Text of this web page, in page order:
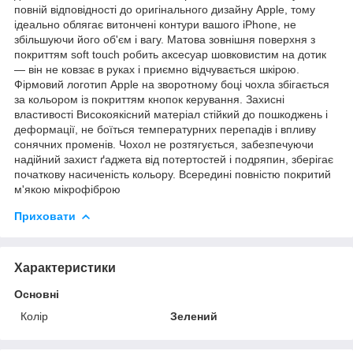
повній відповідності до оригінального дизайну Apple, тому
ідеально облягає витончені контури вашого iPhone, не
збільшуючи його об'єм і вагу. Матова зовнішня поверхня з
покриттям soft touch робить аксесуар шовковистим на дотик
— він не ковзає в руках і приємно відчувається шкірою.
Фірмовий логотип Apple на зворотному боці чохла збігається
за кольором із покриттям кнопок керування. Захисні
властивості Високоякісний матеріал стійкий до пошкоджень і
деформації, не боїться температурних перепадів і впливу
сонячних променів. Чохол не розтягується, забезпечуючи
надійний захист ґаджета від потертостей і подряпин, зберігає
початкову насиченість кольору. Всередині повністю покритий
м'якою мікрофіброю
Приховати
Характеристики
Основні
Колір
Зелений